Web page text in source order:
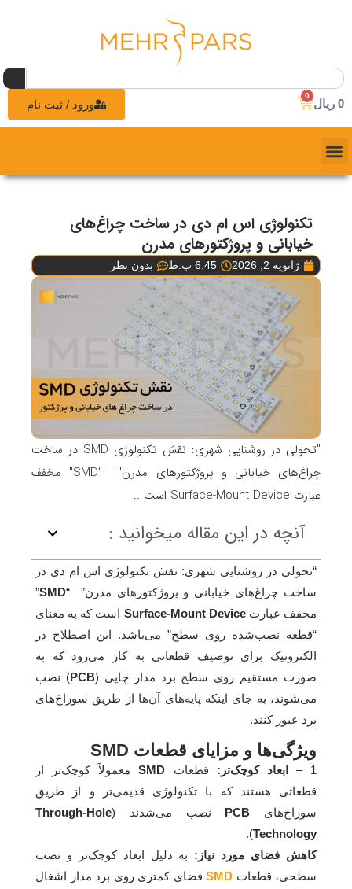
0 ریال
0
ورود / ثبت نام
تکنولوژی اس ام دی در ساخت چراغ‌های
خیابانی و پروژکتورهای مدرن
ژانویه 2, 2026 6:45 ب.ظ بدون نظر
"تحولی در روشنایی شهری: نقش تکنولوژی SMD در ساخت
چراغ‌های خیابانی و پروژکتورهای مدرن" "SMD" مخفف
عبارت Surface-Mount Device است ..
آنچه در این مقاله میخوانید :
“تحولی در روشنایی شهری: نقش تکنولوژی اس ام دی در
ساخت چراغ‌های خیابانی و پروژکتورهای مدرن” “SMD
”
مخفف عبارتSurface-Mount Device است که به معنای
“قطعه نصب‌شده روی سطح” می‌باشد. این اصطلاح در
الکترونیک برای توصیف قطعاتی به کار می‌رود که به
صورت مستقیم روی سطح برد مدار چاپی (PCB) نصب
می‌شوند، به جای اینکه پایه‌های آن‌ها از طریق سوراخ‌های
برد عبور کنند.
ویژگی‌ها و مزایای قطعات SMD
1 – ابعاد کوچک‌تر: قطعات SMDمعمولاً کوچک‌تر از
قطعاتی هستند که با تکنولوژی قدیمی‌تر و از طریق
سوراخ‌های PCB نصب می‌شدند (Through-Hole
Technology
).
کاهش فضای مورد نیاز: به دلیل ابعاد کوچک‌تر و نصب
سطحی، قطعات SMD فضای کمتری روی برد مدار اشغال